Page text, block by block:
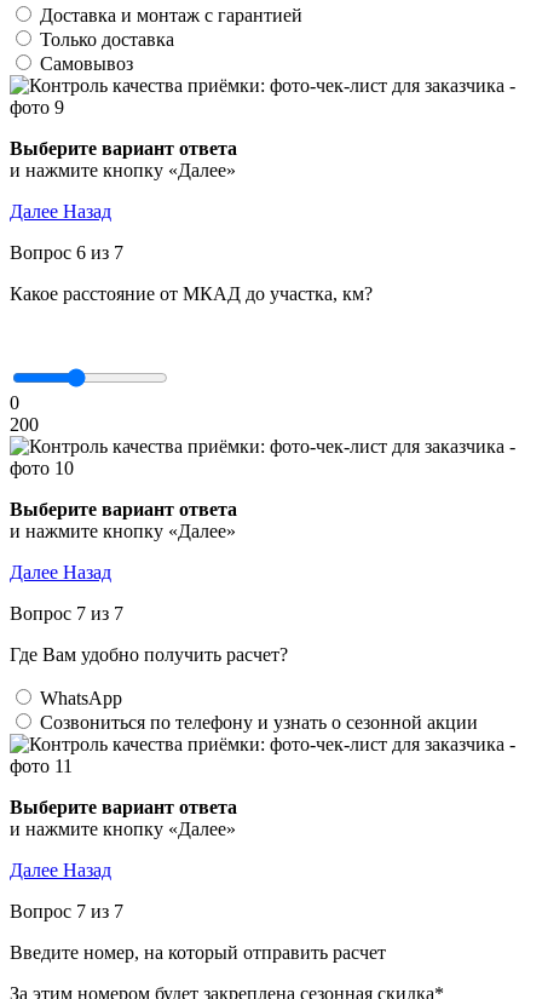
Доставка и монтаж с гарантией
Только доставка
Самовывоз
Выберите вариант ответа
и нажмите кнопку «Далее»
Далее Назад
Вопрос 6 из 7
Какое расстояние от МКАД до участка, км?
0
200
Выберите вариант ответа
и нажмите кнопку «Далее»
Далее Назад
Вопрос 7 из 7
Где Вам удобно получить расчет?
WhatsApp
Созвониться по телефону и узнать о сезонной акции
Выберите вариант ответа
и нажмите кнопку «Далее»
Далее Назад
Вопрос 7 из 7
Введите номер, на который отправить расчет
За этим номером будет закреплена сезонная скидка*